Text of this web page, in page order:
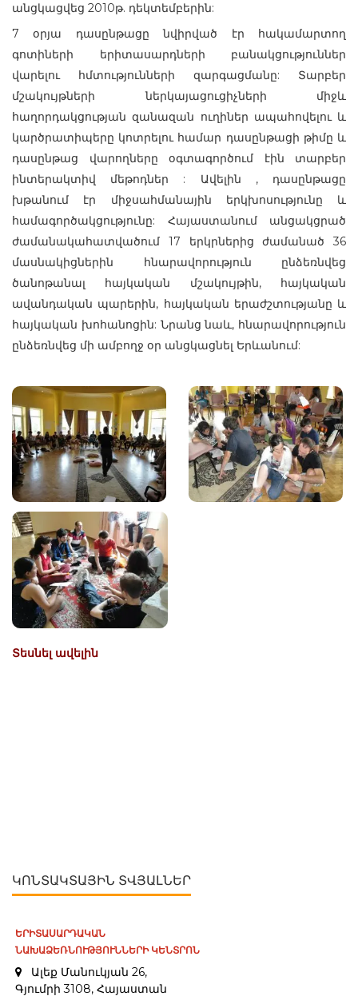
անցկացվեց 2010թ. դեկտեմբերին:
7 օրյա դասընթացը նվիրված էր հակամարտող
գոտիների երիտասարդների բանակցություններ
վարելու հմտությունների զարգացմանը: Տարբեր
մշակույթների ներկայացուցիչների միջև
հաղորդակցության զանազան ուղիներ ապահովելու և
կարծրատիպերը կոտրելու համար դասընթացի թիմը և
դասընթաց վարողները օգտագործում էին տարբեր
ինտերակտիվ մեթոդներ : Ավելին , դասընթացը
խթանում էր միջսահմանային երկխոսությունը և
համագործակցությունը: Հայաստանում անցակցրած
ժամանակահատվածում 17 երկրներից ժամանած 36
մասնակիցներին հնարավորություն ընձեռնվեց
ծանոթանալ հայկական մշակույթին, հայկական
ավանդական պարերին, հայկական երաժշտությանը և
հայկական խոհանոցին: Նրանց նաև, հնարավորություն
ընձեռնվեց մի ամբողջ օր անցկացնել Երևանում:
Տեսնել ավելին
ԿՈՆՏԱԿՏԱՅԻՆ ՏՎՅԱԼՆԵՐ
ԵՐԻՏԱՍԱՐԴԱԿԱՆ
ՆԱԽԱՁԵՌՆՈՒԹՅՈՒՆՆԵՐԻ ԿԵՆՏՐՈՆ
Ալեք Մանուկյան 26,
Գյումրի 3108, Հայաստան